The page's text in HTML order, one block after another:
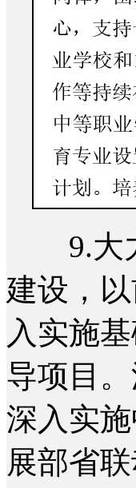
9.大力
建设，
入实施
导项目
深入实
展部省联